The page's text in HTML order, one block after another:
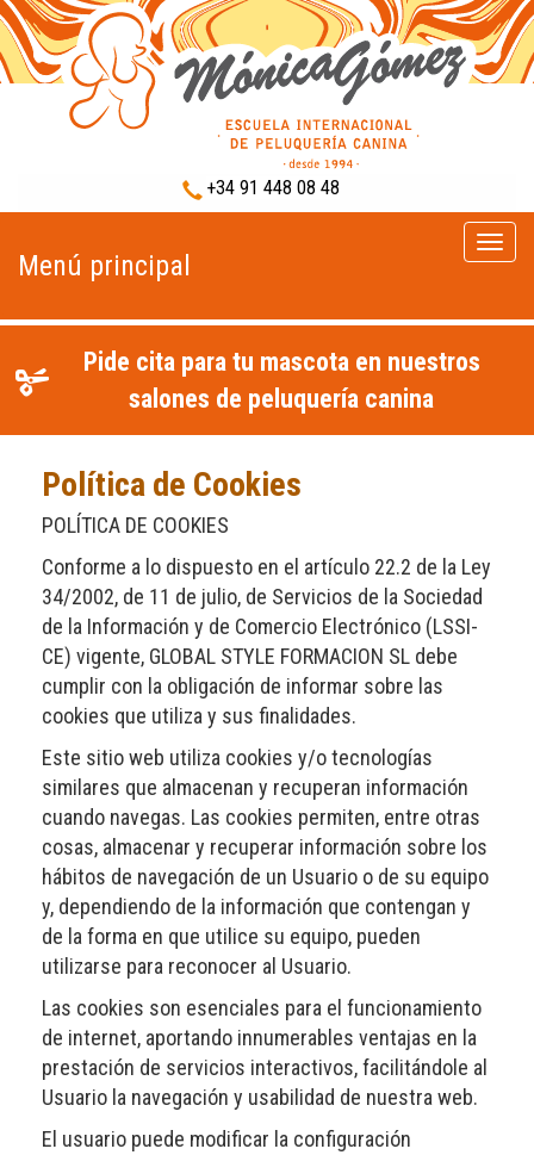
+34 91 448 08 48
Menú
Menú principal
Pide cita para tu mascota en nuestros
salones de peluquería canina
Política de Cookies
POLÍTICA DE COOKIES
Conforme a lo dispuesto en el artículo 22.2 de la Ley
34/2002, de 11 de julio, de Servicios de la Sociedad
de la Información y de Comercio Electrónico (LSSI-
CE) vigente, GLOBAL STYLE FORMACION SL debe
cumplir con la obligación de informar sobre las
cookies que utiliza y sus finalidades.
Este sitio web utiliza cookies y/o tecnologías
similares que almacenan y recuperan información
cuando navegas. Las cookies permiten, entre otras
cosas, almacenar y recuperar información sobre los
hábitos de navegación de un Usuario o de su equipo
y, dependiendo de la información que contengan y
de la forma en que utilice su equipo, pueden
utilizarse para reconocer al Usuario.
Las cookies son esenciales para el funcionamiento
de internet, aportando innumerables ventajas en la
prestación de servicios interactivos, facilitándole al
Usuario la navegación y usabilidad de nuestra web.
El usuario puede modificar la configuración